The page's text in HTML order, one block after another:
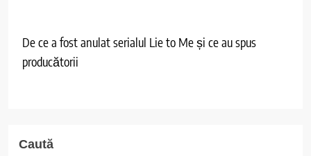
De ce a fost anulat serialul Lie to Me și ce au spus
producătorii
Caută